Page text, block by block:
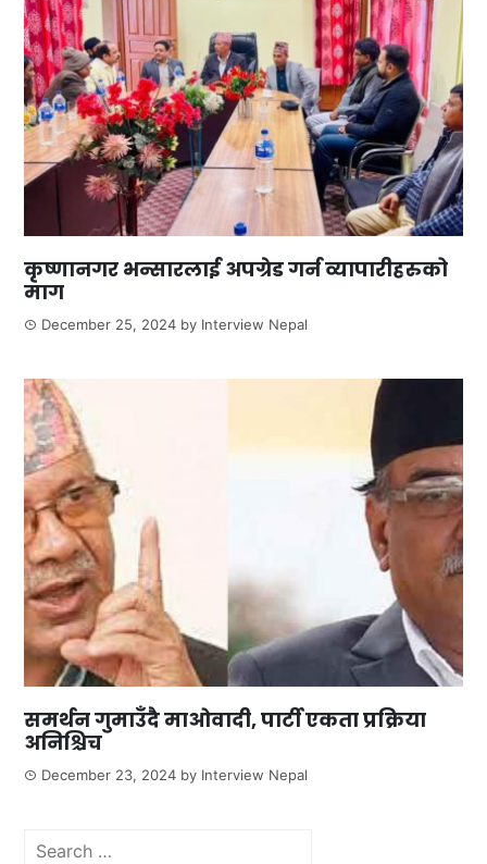
कृष्णानगर भन्सारलाई अपग्रेड गर्न व्यापारीहरुको
माग
December 25, 2024 by Interview Nepal
समर्थन गुमाउँदै माओवादी, पार्टी एकता प्रक्रिया
अनिश्चिच
December 23, 2024 by Interview Nepal
Search